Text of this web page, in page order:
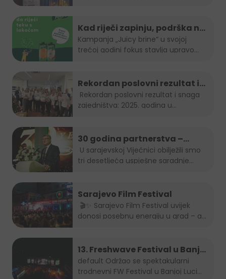
Kad riječi zapinju, podrška ne
smije: "Juicy brine" otvara
temu disleksije
Kampanja „Juicy brine“ u svojoj
trećoj godini fokus stavlja upravo...
Rekordan poslovni rezultat i
snaga zajedništva: 2025.
godina u Boreasu
zajedništva: 2025. godina u...
30 godina partnerstva –
Stanić Grupa & HEINEKEN u BiH
tri desetljeća uspješne saradnje...
Sarajevo Film Festival
donosi posebnu energiju u grad – a
13. Freshwave Festival u Banjoj
Luci
default
trodnevni FW Festival u Banjoj Luci